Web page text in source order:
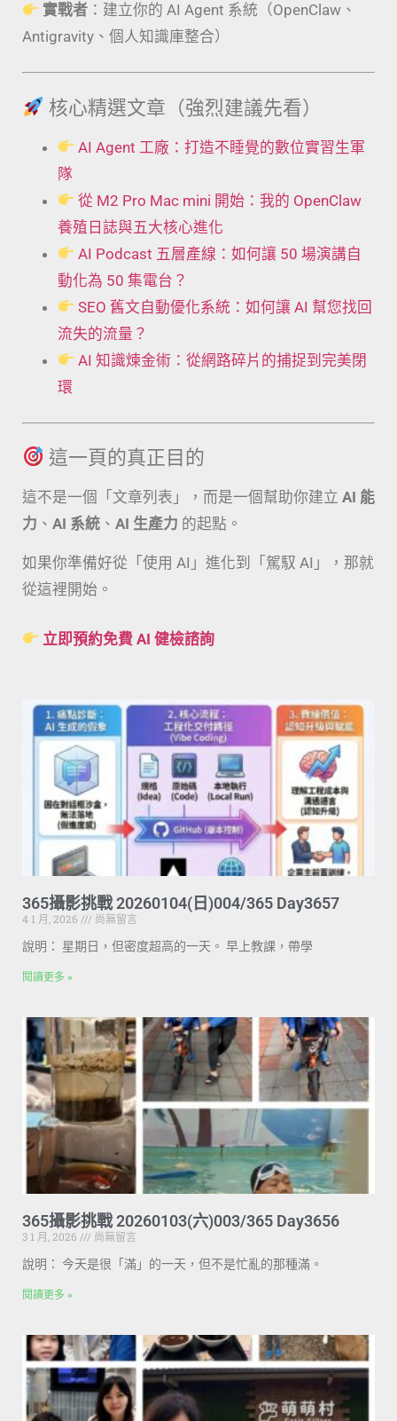
實戰者 ：建立你的 AI Agent 系統（OpenClaw、
Antigravity、個人知識庫整合）
核心精選文章（強烈建議先看）
AI Agent 工廠：打造不睡覺的數位實習生軍
隊
從 M2 Pro Mac mini 開始：我的 OpenClaw
養殖日誌與五大核心進化
AI Podcast 五層產線：如何讓 50 場演講自
動化為 50 集電台？
SEO 舊文自動優化系統：如何讓 AI 幫您找回
流失的流量？
AI 知識煉金術：從網路碎片的捕捉到完美閉
環
這一頁的真正目的
這不是一個「文章列表」，而是一個幫助你建立 AI 能
力 、 AI 系統 、 AI 生產力 的起點。
如果你準備好從「使用 AI」進化到「駕馭 AI」，那就
從這裡開始。
立即預約免費 AI 健檢諮詢
365攝影挑戰 20260104(日)004/365 Day3657
4 1 月, 2026
尚無留言
說明： 星期日，但密度超高的一天。 早上教課，帶學
閱讀更多 »
365攝影挑戰 20260103(六)003/365 Day3656
3 1 月, 2026
尚無留言
說明： 今天是很「滿」的一天，但不是忙亂的那種滿。
閱讀更多 »